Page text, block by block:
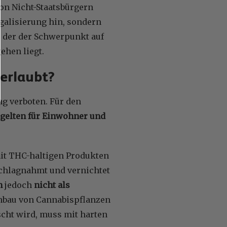
Nicht-Staatsbürgern
hin, sondern
der Schwerpunkt auf
liegt.
verboten. Für den
gelten für Einwohner und
THC-haltigen Produkten
und vernichtet
jedoch nicht als
von Cannabispflanzen
wird, muss mit harten